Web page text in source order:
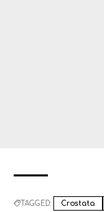
TAGGED: Crostata